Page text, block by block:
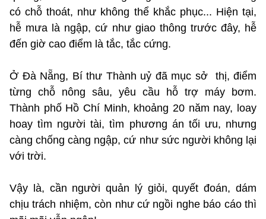
có chỗ thoát, như không thể khắc phục... Hiện tại,
hễ mưa là ngập, cứ như giao thông trước đây, hễ
đến giờ cao điểm là tắc, tắc cứng.
Ở Đà Nẵng, Bí thư Thành uỷ đã mục sở thị, điểm
từng chỗ nông sâu, yêu cầu hỗ trợ máy bơm.
Thành phố Hồ Chí Minh, khoảng 20 năm nay, loay
hoay tìm người tài, tìm phương án tối ưu, nhưng
càng chống càng ngập, cứ như sức người không lại
với trời.
Vậy là, cần người quản lý giỏi, quyết đoán, dám
chịu trách nhiệm, còn như cứ ngồi nghe báo cáo thì